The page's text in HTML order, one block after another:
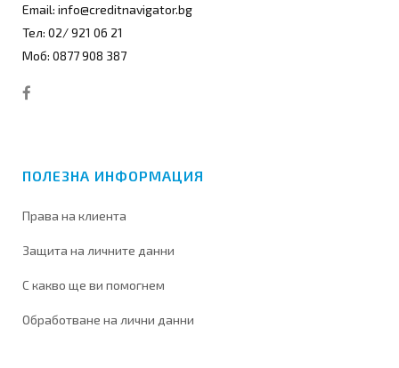
Email: info@creditnavigator.bg
Тел: 02/ 921 06 21
Моб: 0877 908 387
ПОЛЕЗНА ИНФОРМАЦИЯ
Права на клиента
Защита на личните данни
С какво ще ви помогнем
Обработване на лични данни